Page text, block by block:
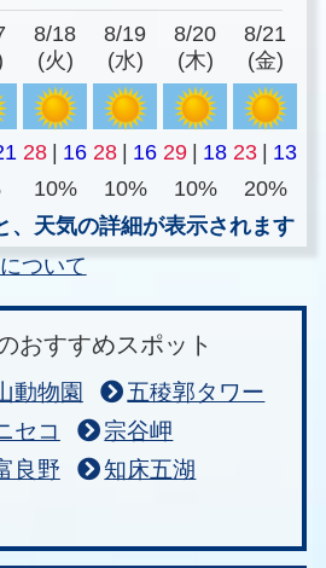
8/18
(火)
8/19
(水)
8/20
(木)
8/21
(金)
28 16 28 16 29 18 23
13
10% 10% 10%
20%
、天気の詳細が表示されます
ついて
おすすめスポット
動物園
五稜郭タワー
セコ
宗谷岬
良野
知床五湖